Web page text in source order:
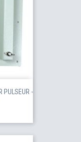
PULSEUR -